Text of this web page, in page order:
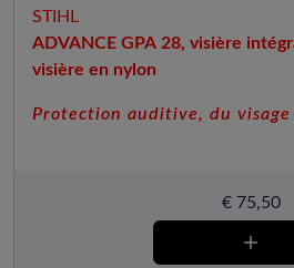
STIHL
ADVANCE GPA 28, visière
visière en nylon
Protection auditive, du
€75,50